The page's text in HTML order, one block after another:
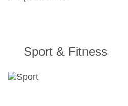
Sport & Fitness